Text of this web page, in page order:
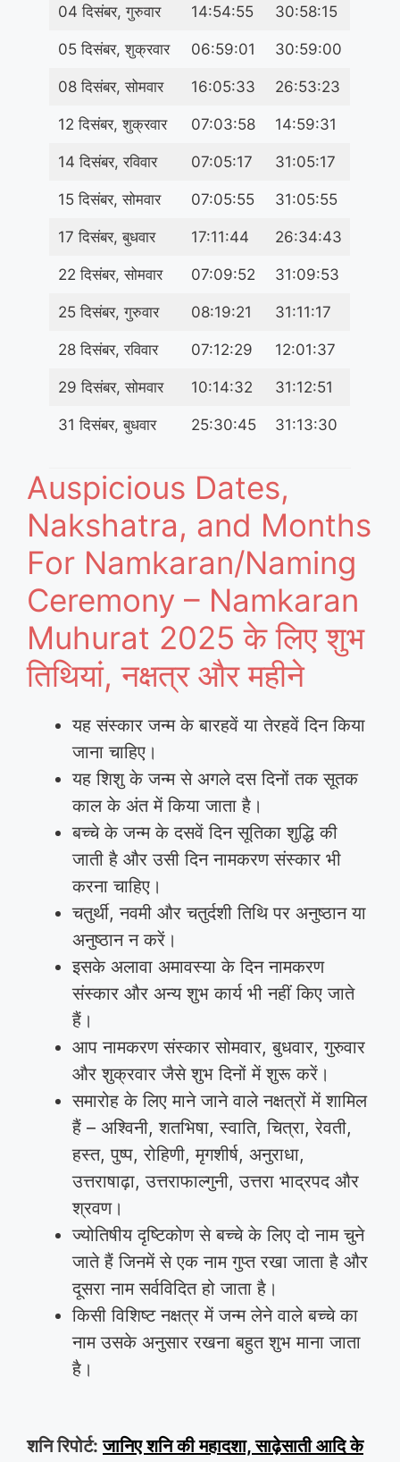
04 दिसंबर, गुरुवार 14:54:55 30:58:15
05 दिसंबर, शुक्रवार 06:59:01 30:59:00
08 दिसंबर, सोमवार 16:05:33 26:53:23
12 दिसंबर, शुक्रवार 07:03:58 14:59:31
14 दिसंबर, रविवार 07:05:17 31:05:17
15 दिसंबर, सोमवार 07:05:55 31:05:55
17 दिसंबर, बुधवार 17:11:44 26:34:43
22 दिसंबर, सोमवार 07:09:52 31:09:53
25 दिसंबर, गुरुवार 08:19:21 31:11:17
28 दिसंबर, रविवार 07:12:29 12:01:37
29 दिसंबर, सोमवार 10:14:32 31:12:51
31 दिसंबर, बुधवार 25:30:45 31:13:30
Auspicious Dates,
Nakshatra, and Months
For Namkaran/Naming
Ceremony – Namkaran
Muhurat 2025 के लिए शुभ
तिथियां, नक्षत्र और महीने
यह संस्कार जन्म के बारहवें या तेरहवें दिन किया
जाना चाहिए।
यह शिशु के जन्म से अगले दस दिनों तक सूतक
काल के अंत में किया जाता है।
बच्चे के जन्म के दसवें दिन सूतिका शुद्धि की
जाती है और उसी दिन नामकरण संस्कार भी
करना चाहिए।
चतुर्थी, नवमी और चतुर्दशी तिथि पर अनुष्ठान या
अनुष्ठान न करें।
इसके अलावा अमावस्या के दिन नामकरण
संस्कार और अन्य शुभ कार्य भी नहीं किए जाते
हैं।
आप नामकरण संस्कार सोमवार, बुधवार, गुरुवार
और शुक्रवार जैसे शुभ दिनों में शुरू करें।
समारोह के लिए माने जाने वाले नक्षत्रों में शामिल
हैं – अश्विनी, शतभिषा, स्वाति, चित्रा, रेवती,
हस्त, पुष्प, रोहिणी, मृगशीर्ष, अनुराधा,
उत्तराषाढ़ा, उत्तराफाल्गुनी, उत्तरा भाद्रपद और
श्रवण।
ज्योतिषीय दृष्टिकोण से बच्चे के लिए दो नाम चुने
जाते हैं जिनमें से एक नाम गुप्त रखा जाता है और
दूसरा नाम सर्वविदित हो जाता है।
किसी विशिष्ट नक्षत्र में जन्म लेने वाले बच्चे का
नाम उसके अनुसार रखना बहुत शुभ माना जाता
है।
शनि रिपोर्ट:जानिए शनि की महादशा, साढ़ेसाती आदि के